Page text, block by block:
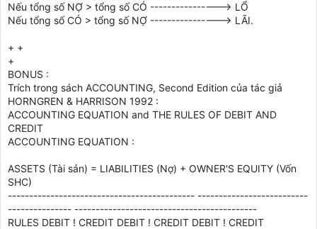
Nếu tổng số NỢ > tổng số CÓ ----------------> LỔ
Nếu tổng số CÓ > tổng số NỢ ----------------> LÃI.
+ +
+
BONUS :
Trích trong sách ACCOUNTING, Second Edition của tác giả
HORNGREN & HARRISON 1992 :
ACCOUNTING EQUATION and THE RULES OF DEBIT AND
CREDIT
ACCOUNTING EQUATION :
ASSETS (Tài sản) = LIABILITIES (Nợ) + OWNER'S EQUITY (Vốn
SHC)
-------------------------------------------- --------------------------
--------------- -------------------------------------------
RULES DEBIT ! CREDIT DEBIT ! CREDIT DEBIT ! CREDIT